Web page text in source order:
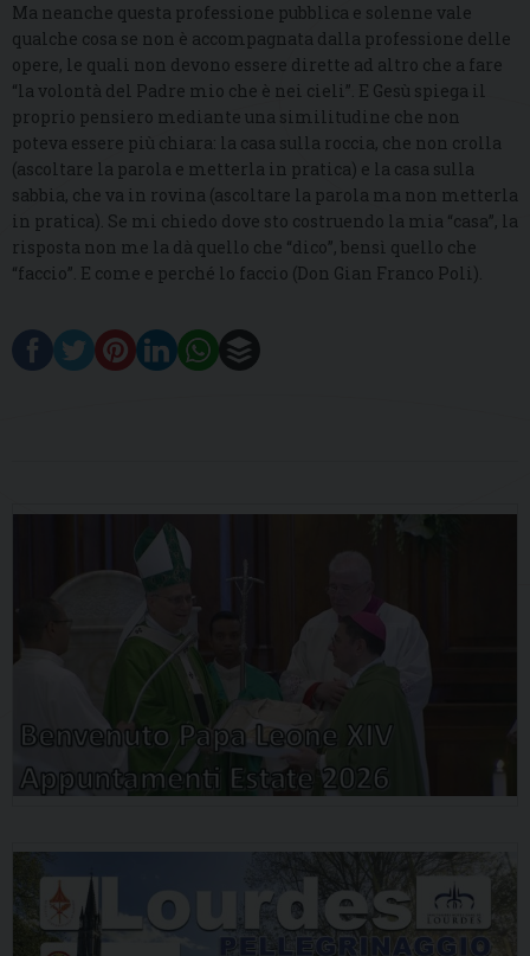
Ma neanche questa professione pubblica e solenne vale
qualche cosa se non è accompagnata dalla professione delle
opere, le quali non devono essere dirette ad altro che a fare
“la volontà del Padre mio che è nei cieli”. E Gesù spiega il
proprio pensiero mediante una similitudine che non
poteva essere più chiara: la casa sulla roccia, che non crolla
(ascoltare la parola e metterla in pratica) e la casa sulla
sabbia, che va in rovina (ascoltare la parola ma non metterla
in pratica). Se mi chiedo dove sto costruendo la mia “casa”, la
risposta non me la dà quello che “dico”, bensì quello che
“faccio”. E come e perché lo faccio (Don Gian Franco Poli).